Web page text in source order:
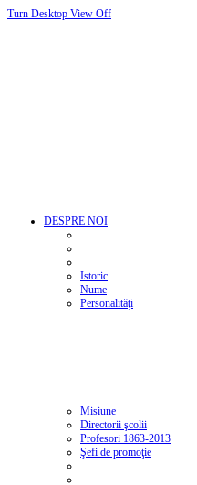
Turn Desktop View Off
DESPRE NOI
Istoric
Nume
Personalităţi
Misiune
Directorii şcolii
Profesori 1863-2013
Şefi de promoţie